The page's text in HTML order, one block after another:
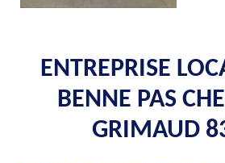
ENTREPRISE
BENNE PAS
GRIMAUD